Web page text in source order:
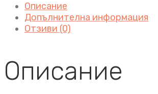
Описание
Допълнителна информация
Отзиви (0)
Описание